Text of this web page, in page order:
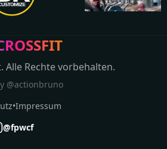
Alle Rechte vorbehalten.
@actionbruno
•Impressum
@fpwcf